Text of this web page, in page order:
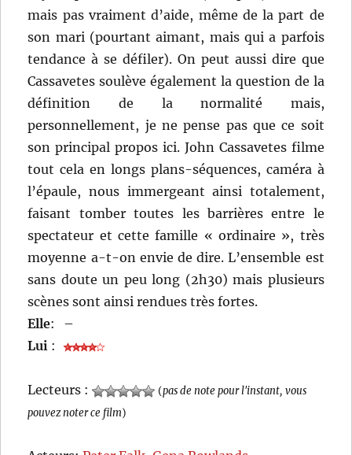
mais pas vraiment d’aide, même de la part de
son mari (pourtant aimant, mais qui a parfois
tendance à se défiler). On peut aussi dire que
Cassavetes soulève également la question de la
définition de la normalité mais,
personnellement, je ne pense pas que ce soit
son principal propos ici. John Cassavetes filme
tout cela en longs plans-séquences, caméra à
l’épaule, nous immergeant ainsi totalement,
faisant tomber toutes les barrières entre le
spectateur et cette famille « ordinaire », très
moyenne a-t-on envie de dire. L’ensemble est
sans doute un peu long (2h30) mais plusieurs
scènes sont ainsi rendues très fortes.
Elle:
–
Lui :
Lecteurs : (pas de note pour l'instant, vous
pouvez noter ce film)